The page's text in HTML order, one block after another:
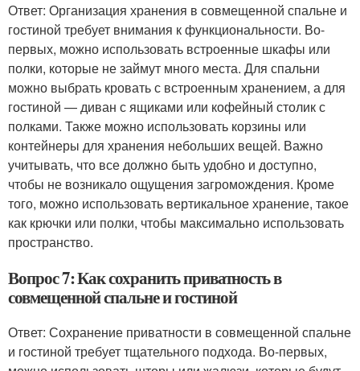
Ответ: Организация хранения в совмещенной спальне и
гостиной требует внимания к функциональности. Во-
первых, можно использовать встроенные шкафы или
полки, которые не займут много места. Для спальни
можно выбрать кровать с встроенным хранением, а для
гостиной — диван с ящиками или кофейный столик с
полками. Также можно использовать корзины или
контейнеры для хранения небольших вещей. Важно
учитывать, что все должно быть удобно и доступно,
чтобы не возникало ощущения загромождения. Кроме
того, можно использовать вертикальное хранение, такое
как крючки или полки, чтобы максимально использовать
пространство.
Вопрос 7: Как сохранить приватность в
совмещенной спальне и гостиной
Ответ: Сохранение приватности в совмещенной спальне
и гостиной требует тщательного подхода. Во-первых,